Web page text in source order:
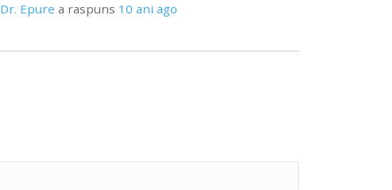
Dr. Epure a raspuns 10 ani ago